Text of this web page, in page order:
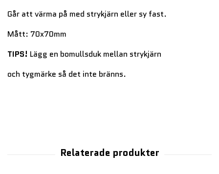
Går att värma på med strykjärn eller sy fast.
Mått: 70x70mm
TIPS! Lägg en bomullsduk mellan strykjärn
och tygmärke så det inte bränns.